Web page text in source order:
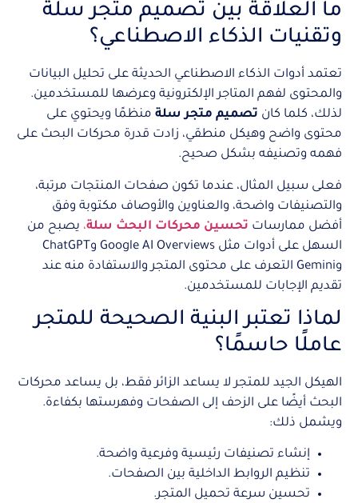
ما العلاقة بين تصميم متجر سلة
وتقنيات الذكاء الاصطناعي؟
تعتمد أدوات الذكاء الاصطناعي الحديثة على تحليل البيانات
والمحتوى لفهم المتاجر الإلكترونية وعرضها للمستخدمين.
لذلك، كلما كان تصميم متجر سلة منظمًا ويحتوي على
محتوى واضح وهيكل منطقي، زادت قدرة محركات البحث على
فهمه وتصنيفه بشكل صحيح.
فعلى سبيل المثال، عندما تكون صفحات المنتجات مرتبة،
والتصنيفات واضحة، والعناوين والأوصاف مكتوبة وفق
أفضل ممارسات تحسين محركات البحث سلة، يصبح من
السهل على أدوات مثل Google AI Overviews وChatGPT
وGemini التعرف على محتوى المتجر والاستفادة منه عند
تقديم الإجابات للمستخدمين.
لماذا تعتبر البنية الصحيحة للمتجر
عاملًا حاسمًا؟
الهيكل الجيد للمتجر لا يساعد الزائر فقط، بل يساعد محركات
البحث أيضًا على الزحف إلى الصفحات وفهرستها بكفاءة.
ويشمل ذلك:
إنشاء تصنيفات رئيسية وفرعية واضحة.
تنظيم الروابط الداخلية بين الصفحات.
تحسين سرعة تحميل المتجر.